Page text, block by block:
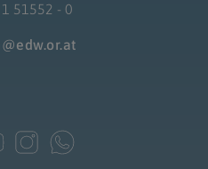
51552 - 0